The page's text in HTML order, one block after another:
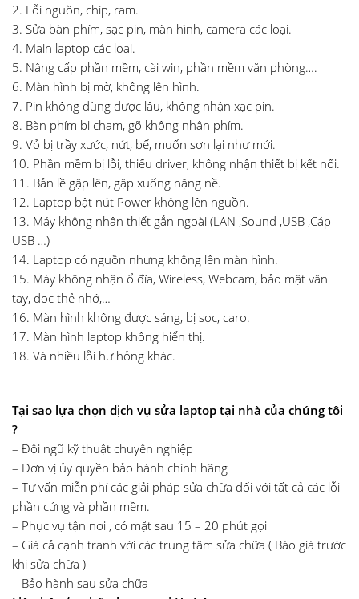
2. Lỗi nguồn, chíp, ram.
3. Sửa bàn phím, sạc pin, màn hình, camera các loại.
4. Main laptop các loại.
5. Nâng cấp phần mềm, cài win, phần mềm văn phòng….
6. Màn hình bị mờ, không lên hình.
7. Pin không dùng được lâu, không nhận xạc pin.
8. Bàn phím bị chạm, gõ không nhận phím.
9. Vỏ bị trầy xước, nứt, bể, muốn sơn lại như mới.
10. Phần mềm bị lỗi, thiếu driver, không nhận thiết bị kết nối.
11. Bản lề gập lên, gập xuống nặng nề.
12. Laptop bật nút Power không lên nguồn.
13. Máy không nhận thiết gắn ngoài (LAN ,Sound ,USB ,Cáp
USB …)
14. Laptop có nguồn nhưng không lên màn hình.
15. Máy không nhận ổ đĩa, Wireless, Webcam, bảo mật vân
tay, đọc thẻ nhớ,…
16. Màn hình không được sáng, bị sọc, caro.
17. Màn hình laptop không hiển thị.
18. Và nhiều lỗi hư hỏng khác.
Tại sao lựa chọn dịch vụ sửa laptop tại nhà của chúng tôi
?
– Đội ngũ kỹ thuật chuyên nghiệp
– Đơn vị ủy quyền bảo hành chính hãng
– Tư vấn miễn phí các giải pháp sửa chữa đối với tất cả các lỗi
phần cứng và phần mềm.
– Phục vụ tận nơi , có mặt sau 15 – 20 phút gọi
– Giá cả cạnh tranh với các trung tâm sửa chữa ( Báo giá trước
khi sửa chữa )
– Bảo hành sau sửa chữa